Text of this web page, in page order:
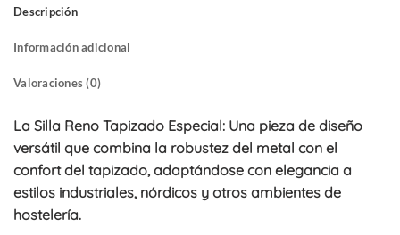
Descripción
Información adicional
Valoraciones (0)
La Silla Reno Tapizado Especial: Una pieza de diseño
versátil que combina la robustez del metal con el
confort del tapizado, adaptándose con elegancia a
estilos industriales, nórdicos y otros ambientes de
hostelería.